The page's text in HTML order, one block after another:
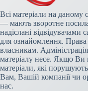
Всі матеріали на даному
— мають зворотне
надіслані
для ознайомлення. Права
власникам. Адміністрація
матеріалу несе. Якщо
матеріали, які
Вам, Вашій компанії чи
нас.